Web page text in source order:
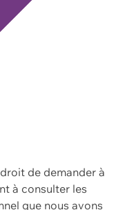
de demander à
à consulter les
que nous avons